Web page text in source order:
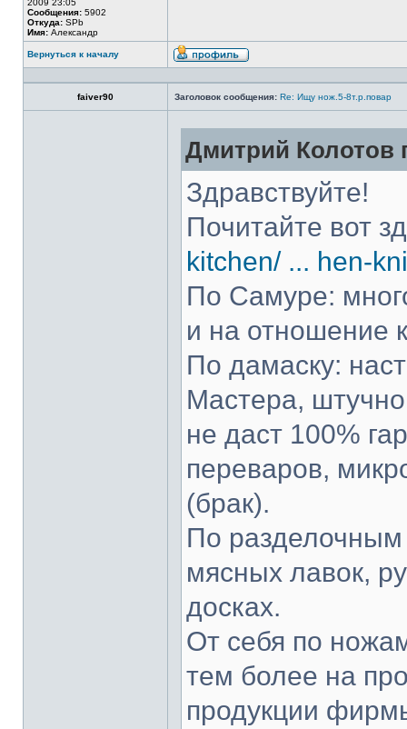
2009 23:05
Сообщения: 5902
Откуда: SPb
Имя: Александр
Вернуться к началу
faiver90 Заголовок сообщения: Re: Ищу нож.5-8т.р.повар
Дмитрий Колотов
Здравствуйте!
Почитайте вот
kitchen/ ... hen-
По Самуре:
и на отношение
По дамаску:
Мастера,
не даст 100%
переваров,
(брак).
По разделочным
мясных лавок,
досках.
От себя по
тем более на
продукции